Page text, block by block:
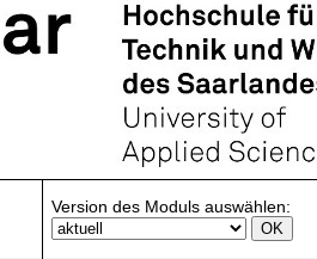
Version des Moduls auswählen: